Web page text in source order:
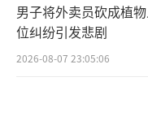
男子将外卖员砍成植
位纠纷引发悲剧
2026-08-07 23:05:06